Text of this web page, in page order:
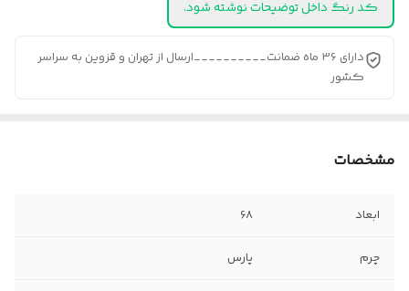
کد رنگ داخل توضیحات نوشته شود.
دارای 36 ماه ضمانت__________ارسال از تهران و قزوین به سراسر
کشور
مشخصات
ابعاد 68
چرم پارس